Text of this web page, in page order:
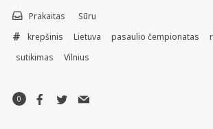
Prakaitas
Sūru
krepšinis
Lietuva pasaulio čempionatas
sutikimas
Vilnius
0